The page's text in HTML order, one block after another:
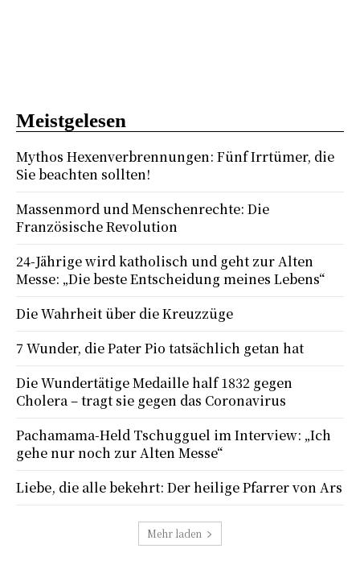
Meistgelesen
Mythos Hexenverbrennungen: Fünf Irrtümer, die
Sie beachten sollten!
Massenmord und Menschenrechte: Die
Französische Revolution
24-Jährige wird katholisch und geht zur Alten
Messe: „Die beste Entscheidung meines Lebens“
Die Wahrheit über die Kreuzzüge
7 Wunder, die Pater Pio tatsächlich getan hat
Die Wundertätige Medaille half 1832 gegen
Cholera – tragt sie gegen das Coronavirus
Pachamama-Held Tschugguel im Interview: „Ich
gehe nur noch zur Alten Messe“
Liebe, die alle bekehrt: Der heilige Pfarrer von Ars
Mehr laden